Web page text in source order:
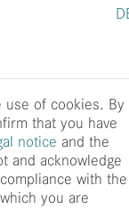
use of cookies. By
that you have
notice and the
and acknowledge
with the
you are
neben den
enthalten.
dem
jeweiligen
sind. Es kann
die Ziele der
kann nicht
Rückgabe von
seiner